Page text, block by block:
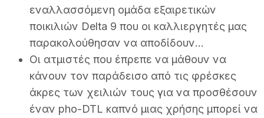
εναλλασσόμενη ομάδα εξαιρετικών
ποικιλιών Delta 9 που οι καλλιεργητές μας
παρακολούθησαν να αποδίδουν…
Οι ατμιστές που έπρεπε να μάθουν να
κάνουν τον παράδεισο από τις φρέσκες
άκρες των χειλιών τους για να προσθέσουν
έναν pho-DTL καπνό μιας χρήσης μπορεί να